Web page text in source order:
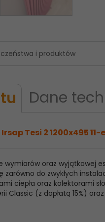
i produktów
Dane
Tesi 2 1200x495 11-
wymiarów oraz
zarówno do zwykłych
ciepła oraz kolektorami
Classic (z dopłatą 15%)
Tesi 2